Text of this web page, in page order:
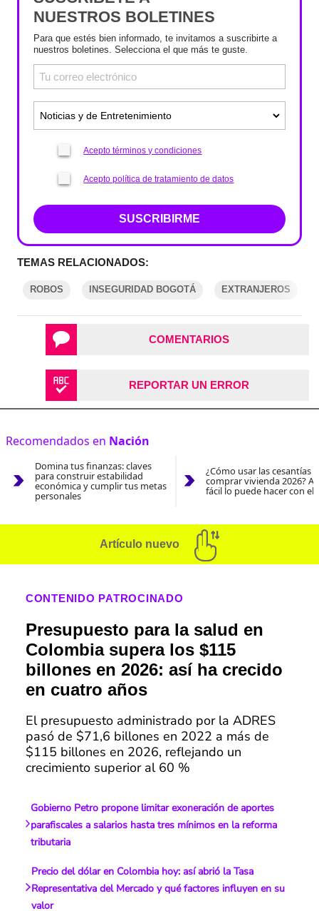
NUESTROS BOLETINES
Para que estés bien informado, te invitamos a suscribirte a
nuestros boletines. Selecciona el que más te guste.
Acepto términos y condiciones
Acepto política de tratamiento de datos
SUSCRIBIRME
TEMAS RELACIONADOS:
ROBOS INSEGURIDAD BOGOTÁ EXTRANJEROS
COMENTARIOS
REPORTAR UN ERROR
Recomendados en Nación
Domina tus finanzas: claves
para construir estabilidad
económica y cumplir tus metas
personales
¿Cómo usar las cesantías
comprar vivienda 2026?
fácil lo puede hacer con el
Artículo nuevo
CONTENIDO PATROCINADO
Presupuesto para la salud en
Colombia supera los $115
billones en 2026: así ha crecido
en cuatro años
El presupuesto administrado por la ADRES
pasó de $71,6 billones en 2022 a más de
$115 billones en 2026, reflejando un
crecimiento superior al 60 %
Gobierno Petro propone limitar exoneración de aportes
parafiscales a salarios hasta tres mínimos en la reforma
tributaria
Precio del dólar en Colombia hoy: así abrió la Tasa
Representativa del Mercado y qué factores influyen en su
valor